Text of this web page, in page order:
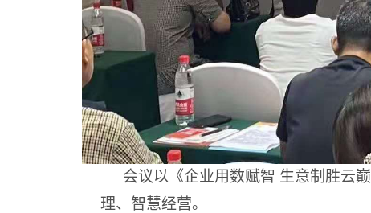
会议以《企业用数赋智 生意制胜云巅
理、智慧经营。